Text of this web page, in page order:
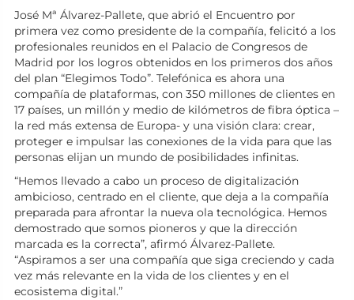
José Mª Álvarez-Pallete, que abrió el Encuentro por
primera vez como presidente de la compañía, felicitó a los
profesionales reunidos en el Palacio de Congresos de
Madrid por los logros obtenidos en los primeros dos años
del plan “Elegimos Todo”. Telefónica es ahora una
compañía de plataformas, con 350 millones de clientes en
17 países, un millón y medio de kilómetros de fibra óptica –
la red más extensa de Europa- y una visión clara: crear,
proteger e impulsar las conexiones de la vida para que las
personas elijan un mundo de posibilidades infinitas.
“Hemos llevado a cabo un proceso de digitalización
ambicioso, centrado en el cliente, que deja a la compañía
preparada para afrontar la nueva ola tecnológica. Hemos
demostrado que somos pioneros y que la dirección
marcada es la correcta”, afirmó Álvarez-Pallete.
“Aspiramos a ser una compañía que siga creciendo y cada
vez más relevante en la vida de los clientes y en el
ecosistema digital.”